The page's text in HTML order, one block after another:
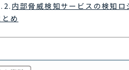
内部脅威検知サービスの検知ロ
とめ